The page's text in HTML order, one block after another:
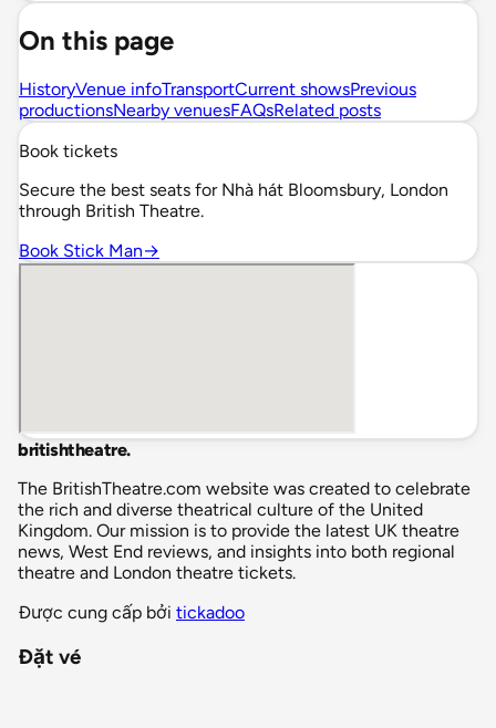
On this page
HistoryVenue infoTransportCurrent showsPrevious
productionsNearby venuesFAQsRelated posts
Book tickets
Secure the best seats for Nhà hát Bloomsbury, London
through British Theatre.
Book Stick Man→
britishtheatre.
The BritishTheatre.com website was created to celebrate
the rich and diverse theatrical culture of the United
Kingdom. Our mission is to provide the latest UK theatre
news, West End reviews, and insights into both regional
theatre and London theatre tickets.
Được cung cấp bởi tickadoo
Đặt vé